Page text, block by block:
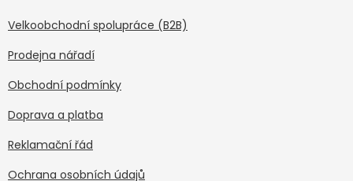
Velkoobchodní spolupráce (B2B)
Prodejna nářadí
Obchodní podmínky
Doprava a platba
Reklamační řád
Ochrana osobních údajů